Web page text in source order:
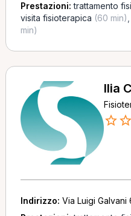
Prestazioni:trattamento
visita fisioterapica (60 min)
min)
Ilia
Indirizzo: Via Luigi